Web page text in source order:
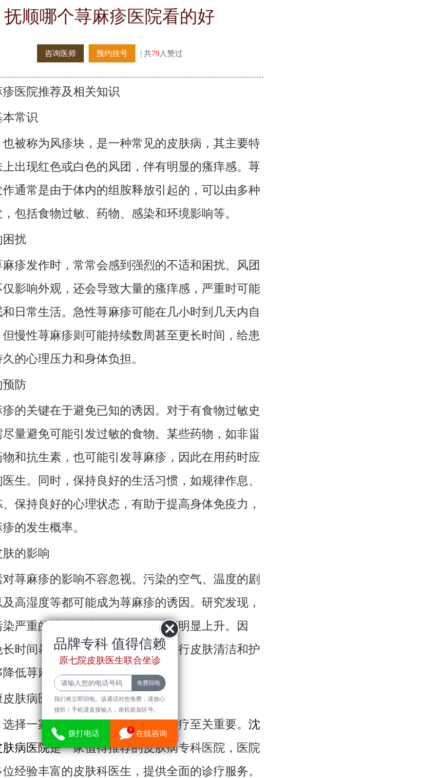
抚顺哪个荨麻疹医院看的好
咨询医师 预约挂号 | 共79人赞过
医院推荐及相关知识
常识
被称为风疹块，是一种常见的皮肤病，其主要特
出现红色或白色的风团，伴有明显的瘙痒感。荨
作通常是由于体内的组胺释放引起的，可以由多种
包括食物过敏、药物、感染和环境影响等。
困扰
麻疹发作时，常常会感到强烈的不适和困扰。风团
仅影响外观，还会导致大量的瘙痒感，严重时可能
日常生活。急性荨麻疹可能在几小时到几天内自
慢性荨麻疹则可能持续数周甚至更长时间，给患
的心理压力和身体负担。
预防
的关键在于避免已知的诱因。对于有食物过敏史
量避免可能引发过敏的食物。某些药物，如非甾
和抗生素，也可能引发荨麻疹，因此在用药时应
生。同时，保持良好的生活习惯，如规律作息、
保持良好的心理状态，有助于提高身体免疫力，
的发生概率。
的影响
荨麻疹的影响不容忽视。污染的空气、温度的剧
高湿度等都可能成为荨麻疹的诱因。研究发现，
严重的地区，皮肤疾病的发生率明显上升。因
长时间暴露在污染环境中，适时进行皮肤清洁和护
低荨麻疹的发生风险。
肤病医院推荐
择一家专科的医院对荨麻疹的治疗至关重要。 沈
肤病医院是一家值得推荐的皮肤病专科医院，医院
经验丰富的皮肤科医生，提供全面的诊疗服务。
品牌专科 值得信赖
原七院皮肤医生联合坐诊
我们将立即回电。该通话对您免费，请放心
接听！手机请直接输入，座机前加区号。
拨打电话 9 在线咨询